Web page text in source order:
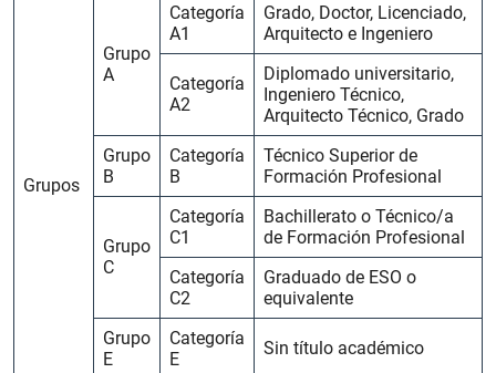
Grupos
Grupo
A
Categoría
A1
Grado, Doctor, Licenciado,
Arquitecto e Ingeniero
Categoría
A2
Diplomado universitario,
Ingeniero Técnico,
Arquitecto Técnico, Grado
Grupo
B
Categoría
B
Técnico Superior de
Formación Profesional
Grupo
C
Categoría
C1
Bachillerato o Técnico/a
de Formación Profesional
Categoría
C2
Graduado de ESO o
equivalente
Grupo
E
Categoría
E
Sin título académico